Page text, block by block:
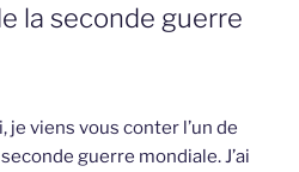
la seconde guerre
je viens vous conter l’un de
guerre mondiale. J’ai